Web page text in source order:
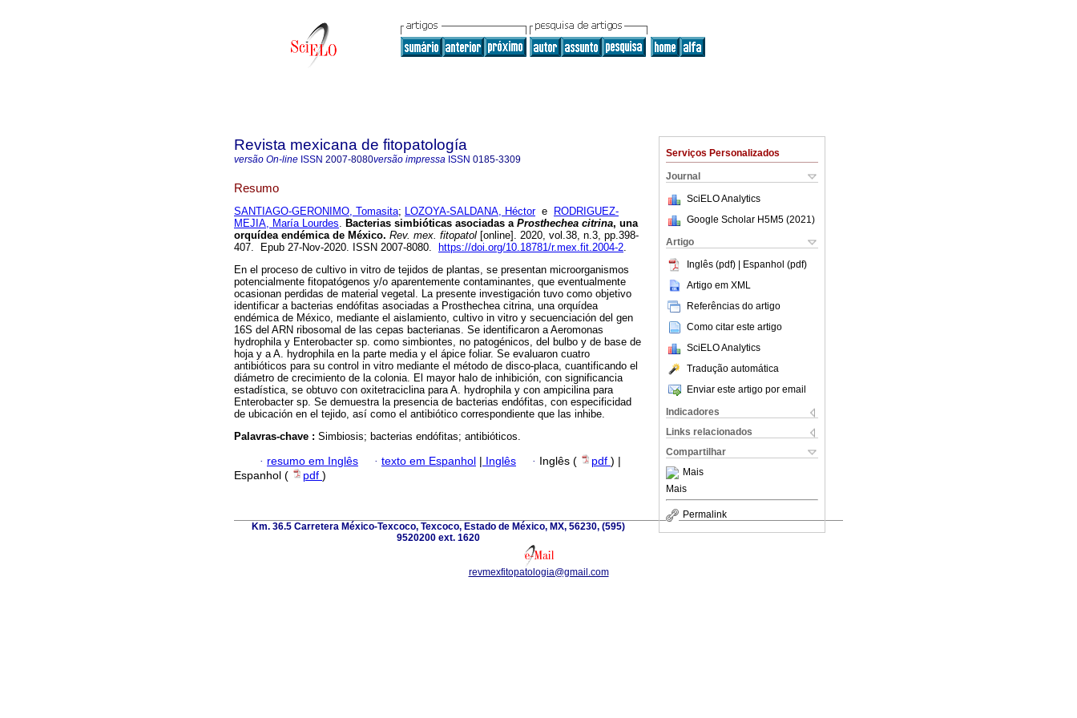
Serviços Personalizados
Journal
SciELO Analytics
Google Scholar H5M5 (2021 )
Artigo
Inglês (pdf) | Espanhol (pdf)
Artigo em XML
Referências do artigo
Como citar este artigo
SciELO Analytics
Tradução automática
Enviar este artigo por email
Indicadores
Links relacionados
Compartilhar
Mais
Mais
Permalink
Revista mexicana de fitopatología
versão On-line ISSN 2007-8080versão impressa ISSN 0185-3309
Resumo
SANTIAGO-GERONIMO, Tomasita; LOZOYA-SALDANA, Héctore
RODRIGUEZ-
MEJIA, María Lourdes. Bacterias simbióticas asociadas a Prosthechea citrina, una
orquídea endémica de México. Rev. mex. fitopatol [online]. 2020, vol.38, n.3, pp.398-
407. Epub 27-Nov-2020. ISSN 2007-8080.
https://doi.org/10.18781/r.mex.fit.2004-2.
En el proceso de cultivo in vitro de tejidos de plantas, se presentan microorganismos
potencialmente fitopatógenos y/o aparentemente contaminantes, que eventualmente
ocasionan perdidas de material vegetal. La presente investigación tuvo como objetivo
identificar a bacterias endófitas asociadas a Prosthechea citrina, una orquídea
endémica de México, mediante el aislamiento, cultivo in vitro y secuenciación del gen
16S del ARN ribosomal de las cepas bacterianas. Se identificaron a Aeromonas
hydrophila y Enterobacter sp. como simbiontes, no patogénicos, del bulbo y de base de
hoja y a A. hydrophila en la parte media y el ápice foliar. Se evaluaron cuatro
antibióticos para su control in vitro mediante el método de disco-placa, cuantificando el
diámetro de crecimiento de la colonia. El mayor halo de inhibición, con significancia
estadística, se obtuvo con oxitetraciclina para A. hydrophila y con ampicilina para
Enterobacter sp. Se demuestra la presencia de bacterias endófitas, con especificidad
de ubicación en el tejido, así como el antibiótico correspondiente que las inhibe.
Palavras-chave : Simbiosis; bacterias endófitas; antibióticos.
· resumo em Inglês · texto em Espanhol | Inglês · Inglês ( pdf ) |
Espanhol (
pdf )
Km. 36.5 Carretera México-Texcoco, Texcoco, Estado de México, MX, 56230, (595)
9520200 ext. 1620
revmexfitopatologia@gmail.com